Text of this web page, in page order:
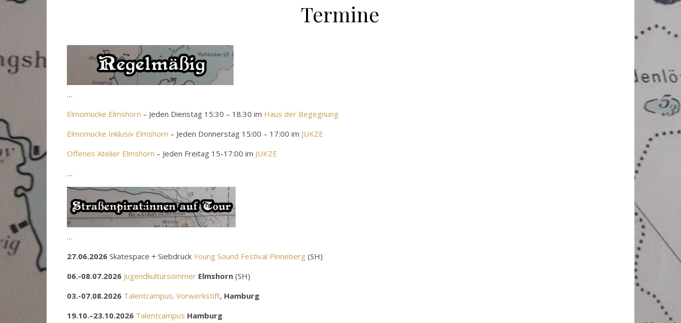
Termine
…
Elmomucke Elmshorn – Jeden Dienstag 15:30 – 18:30 im Haus der Begegnung
Elmomucke Inklusiv Elmshorn – Jeden Donnerstag 15:00 – 17:00 im JUKZE
Offenes Atelier Elmshorn – Jeden Freitag 15-17:00 im JUKZE
…
…
27.06.2026 Skatespace + Siebdruck Young Sound Festival Pinneberg (SH)
06.-08.07.2026 Jugendkultursommer Elmshorn (SH)
03.-07.08.2026 Talentcampus. Vorwerkstift, Hamburg
19.10.–23.10.2026 Talentcampus Hamburg